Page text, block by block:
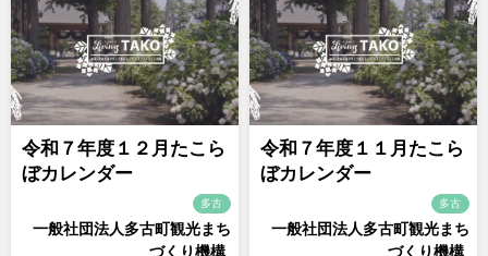
令和７年度１２月たこら
ぼカレンダー
多古
一般社団法人多古町観光まち
づくり機構
令和７年度１１月たこら
ぼカレンダー
多古
一般社団法人多古町観光まち
づくり機構